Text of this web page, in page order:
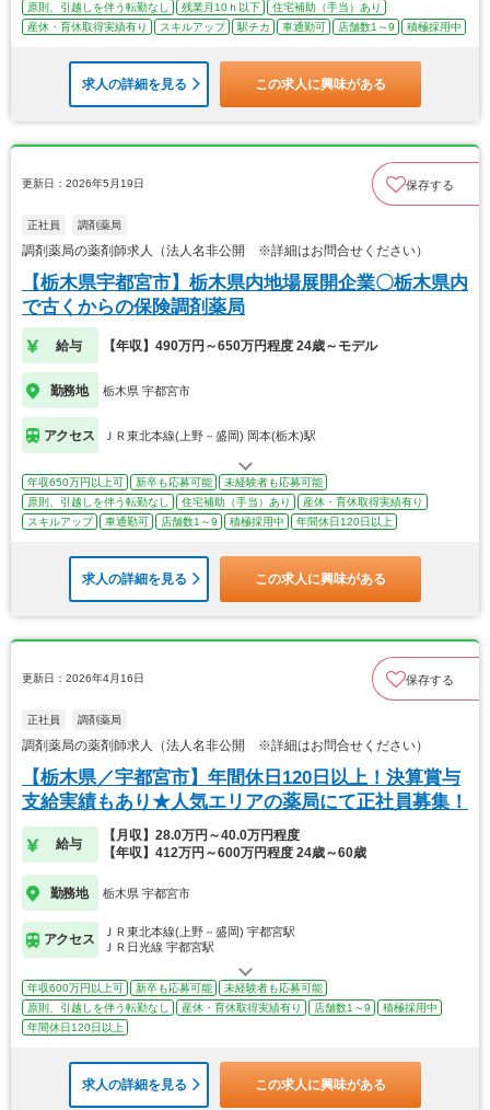
原則、引越しを伴う転勤なし
残業月10ｈ以下
住宅補助（手当）あり
産休・育休取得実績有り
スキルアップ 駅チカ 車通勤可 店舗数1～9 積極採用中
求人の詳細を見る この求人に興味がある
更新日：2026年5月19日 保存する
正社員 調剤薬局
調剤薬局の薬剤師求人（法人名非公開 ※詳細はお問合せください）
【栃木県宇都宮市】栃木県内地場展開企業〇栃木県内
で古くからの保険調剤薬局
給与 【年収】490万円～650万円程度 24歳～モデル
勤務地 栃木県 宇都宮市
アクセス ＪＲ東北本線(上野－盛岡) 岡本(栃木)駅
年収650万円以上可 新卒も応募可能
未経験者も応募可能
原則、引越しを伴う転勤なし
住宅補助（手当）あり
産休・育休取得実績有り
スキルアップ
車通勤可 店舗数1～9 積極採用中 年間休日120日以上
求人の詳細を見る この求人に興味がある
更新日：2026年4月16日 保存する
正社員 調剤薬局
調剤薬局の薬剤師求人（法人名非公開 ※詳細はお問合せください）
【栃木県／宇都宮市】年間休日120日以上！決算賞与
支給実績もあり★人気エリアの薬局にて正社員募集！
給与
【月収】28.0万円～40.0万円程度
【年収】412万円～600万円程度 24歳～60歳
勤務地 栃木県 宇都宮市
アクセス
ＪＲ東北本線(上野－盛岡) 宇都宮駅
ＪＲ日光線 宇都宮駅
年収600万円以上可 新卒も応募可能
未経験者も応募可能
原則、引越しを伴う転勤なし
産休・育休取得実績有り 店舗数1～9
積極採用中
年間休日120日以上
求人の詳細を見る この求人に興味がある